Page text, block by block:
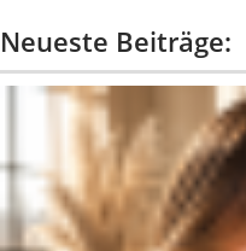
Neueste Beiträge: